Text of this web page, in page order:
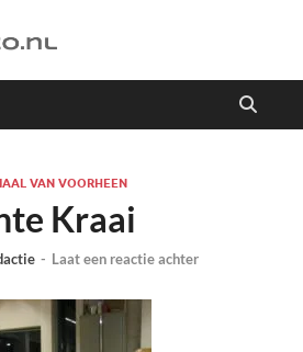
zo
VAN VOORHEEN
Kraai
- Laat een reactie achter